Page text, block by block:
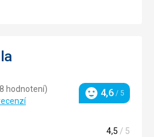
hodnotení)
Hodnotenie
4,6 / 5
4,5 / 5